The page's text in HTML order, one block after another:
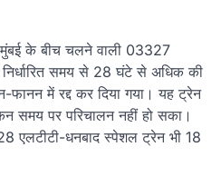
के बीच चलने वाली 03327
समय से 28 घंटे से अधिक की
में रद्द कर दिया गया। यह ट्रेन
समय पर परिचालन नहीं हो सका।
एलटीटी-धनबाद स्पेशल ट्रेन भी 18